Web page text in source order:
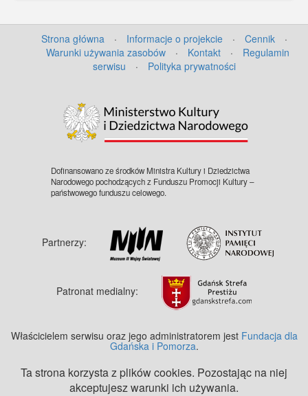
Strona główna · Informacje o projekcie · Cennik
·
Warunki używania zasobów
· Kontakt ·
Regulamin
serwisu
· Polityka prywatności
Dofinansowano ze środków Ministra Kultury i Dziedzictwa
Narodowego pochodzących z Funduszu Promocji Kultury –
państwowego funduszu celowego.
Partnerzy:
Patronat medialny:
Właścicielem serwisu oraz jego administratorem jest Fundacja dla
Gdańska i Pomorza.
Ta strona korzysta z plików cookies. Pozostając na niej
akceptujesz warunki ich używania.